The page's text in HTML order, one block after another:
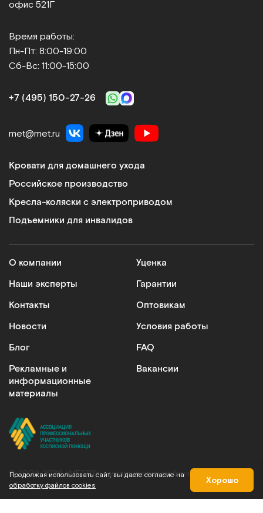
ТМ.13.00
Тумба-стол прикроватный с поворотной столешницей
Под заказ Арт.5655
Сообщить о поступлении
Прикроватный столик с пневмоподъемом, хром
ММ-777Н
офис 521Г
Время работы:
Пн-Пт: 8:00-19:00
Сб-Вс: 11:00-15:00
+7 (495) 150‑27‑26
met@met.ru
Кровати для домашнего ухода
Российское производство
Кресла-коляски с электроприводом
Подъемники для инвалидов
О компании
Наши эксперты
Контакты
Новости
Блог
Рекламные и
информационные
материалы
Уценка
Гарантии
Оптовикам
Условия работы
FAQ
Вакансии
© 2009-2026 «МЕТ.РУ» – медицинская мебель и
оборудование
Продолжая использовать сайт, вы даете согласие на
обработку файлов cookies
Хорошо